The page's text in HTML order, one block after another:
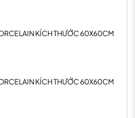
KÍCH THƯỚC 60X60CM
KÍCH THƯỚC 60X60CM